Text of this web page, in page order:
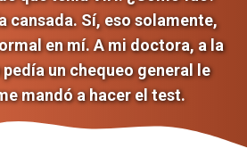
cansada. Sí, eso solamente,
en mí. A mi doctora, a la
un chequeo general le
mandó a hacer el test.